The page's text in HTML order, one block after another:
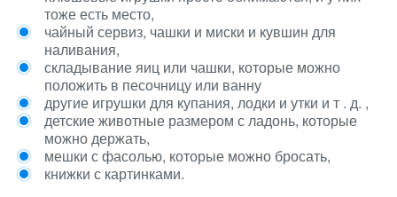
тоже есть место,
чайный сервиз, чашки и миски и кувшин для
наливания,
складывание яиц или чашки, которые можно
положить в песочницу или ванну
другие игрушки для купания, лодки и утки и т . д. ,
детские животные размером с ладонь, которые
можно держать,
мешки с фасолью, которые можно бросать,
книжки с картинками.